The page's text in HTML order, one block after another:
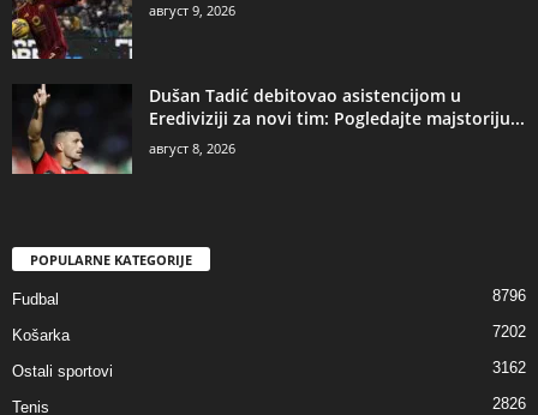
август 9, 2026
Dušan Tadić debitovao asistencijom u
Erediviziji za novi tim: Pogledajte majstoriju...
август 8, 2026
POPULARNE KATEGORIJE
Fudbal 8796
Košarka 7202
Ostali sportovi 3162
Tenis 2826